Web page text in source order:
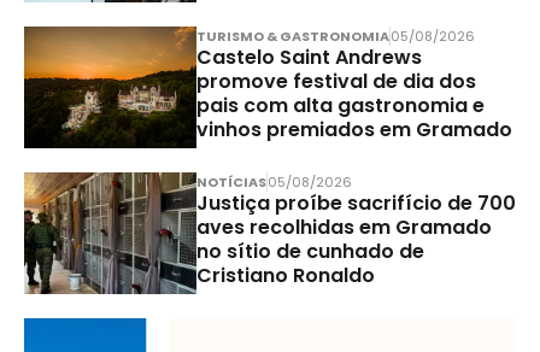
TURISMO & GASTRONOMIA05/08/2026
Castelo Saint Andrews
promove festival de dia dos
pais com alta gastronomia e
vinhos premiados em Gramado
NOTÍCIAS05/08/2026
Justiça proíbe sacrifício de 700
aves recolhidas em Gramado
no sítio de cunhado de
Cristiano Ronaldo